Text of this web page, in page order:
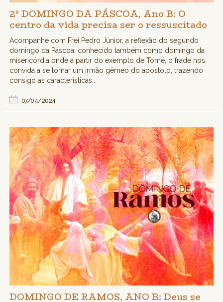
2º DOMINGO DA PÁSCOA, Ano B: O
centro da vida precisa ser o ressuscitado
Acompanhe com Frei Pedro Júnior, a reflexão do segundo
domingo da Páscoa, conhecido também como domingo da
misericórdia onde a partir do exemplo de Tomé, o frade nos
convida a se tornar um irmão gêmeo do apostolo, trazendo
consigo as caracteristicas...
07/04/2024
DOMINGO DE RAMOS, ANO B: Deus se